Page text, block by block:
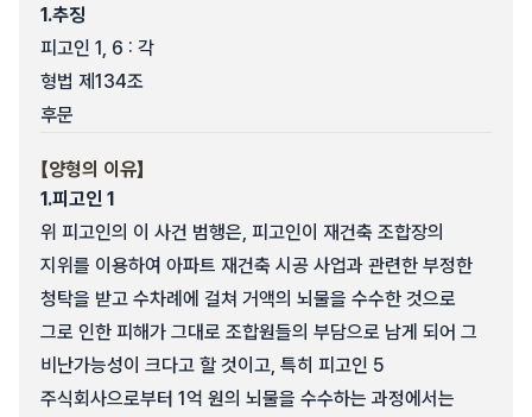
1.추징
피고인 1, 6 : 각
형법 제134조
후문
【양형의 이유】
1.피고인 1
위 피고인의 이 사건 범행은, 피고인이 재건축 조합장의
지위를 이용하여 아파트 재건축 시공 사업과 관련한 부정한
청탁을 받고 수차례에 걸쳐 거액의 뇌물을 수수한 것으로
그로 인한 피해가 그대로 조합원들의 부담으로 남게 되어 그
비난가능성이 크다고 할 것이고, 특히 피고인 5
주식회사으로부터 1억 원의 뇌물을 수수하는 과정에서는